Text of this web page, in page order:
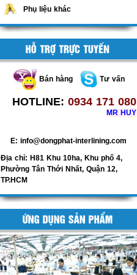
Phụ liệu khác
Bán hàng Tư vấn
HOTLINE: 0934 171 080
MR HUY
E: info@dongphat-interlining.com
Địa chỉ: H81 Khu 10ha, Khu phố 4,
Phường Tân Thới Nhất, Quận 12,
TP.HCM